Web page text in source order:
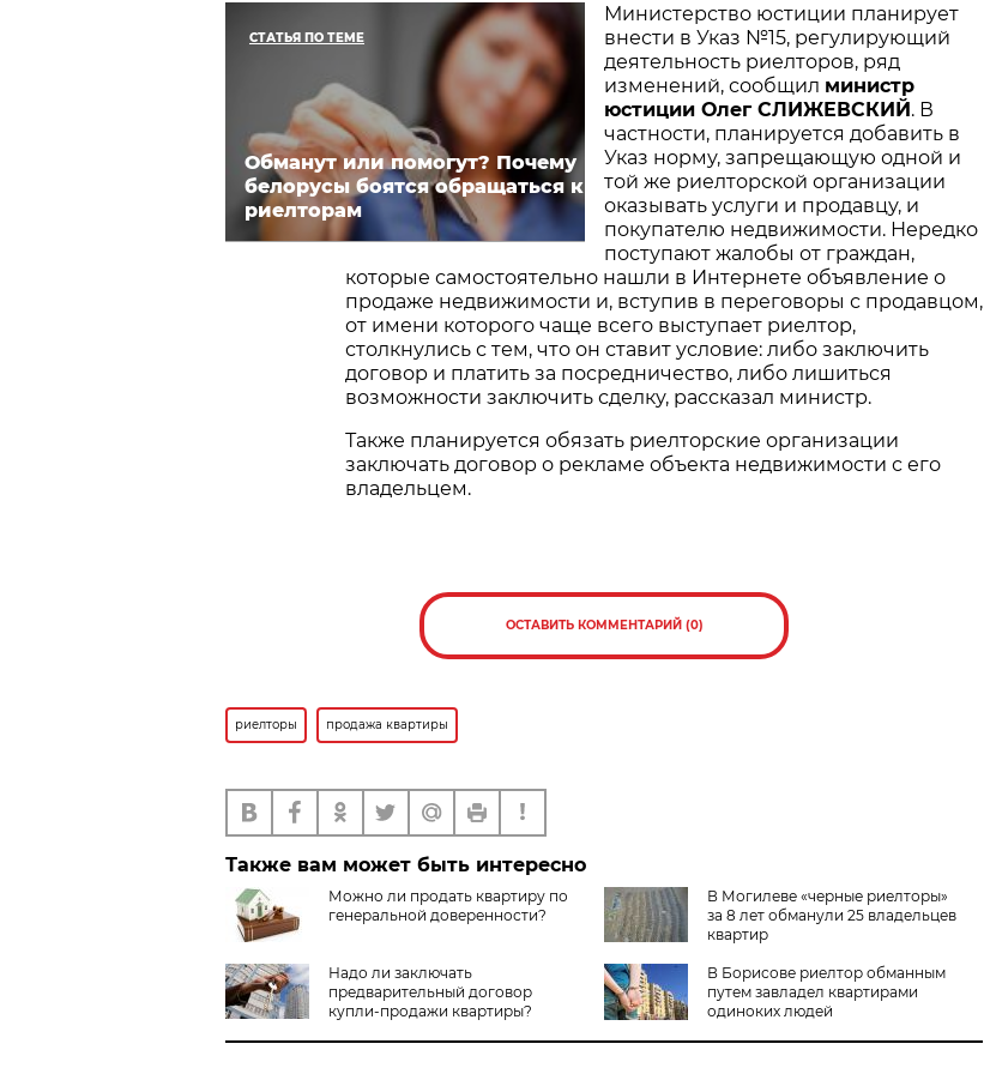
СТАТЬЯ ПО ТЕМЕ
Обманут или помогут? Почему
белорусы боятся обращаться к
риелторам
Министерство юстиции планирует
внести в Указ №15, регулирующий
деятельность риелторов, ряд
изменений, сообщил министр
юстиции Олег СЛИЖЕВСКИЙ. В
частности, планируется добавить в
Указ норму, запрещающую одной и
той же риелторской организации
оказывать услуги и продавцу, и
покупателю недвижимости. Нередко
поступают жалобы от граждан,
которые самостоятельно нашли в Интернете объявление о
продаже недвижимости и, вступив в переговоры с продавцом,
от имени которого чаще всего выступает риелтор,
столкнулись с тем, что он ставит условие: либо заключить
договор и платить за посредничество, либо лишиться
возможности заключить сделку, рассказал министр.
Также планируется обязать риелторские организации
заключать договор о рекламе объекта недвижимости с его
владельцем.
ОСТАВИТЬ КОММЕНТАРИЙ (0)
риелторы продажа квартиры
Также вам может быть интересно
Можно ли продать квартиру по
генеральной доверенности?
В Могилеве «черные риелторы»
за 8 лет обманули 25 владельцев
квартир
Надо ли заключать
предварительный договор
купли-продажи квартиры?
В Борисове риелтор обманным
путем завладел квартирами
одиноких людей